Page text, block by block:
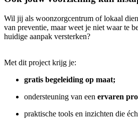
Wil jij als woonzorgcentrum of lokaal
van preventie, maar weet je niet waar te
huidige aanpak versterken?
Met dit project krijg je:
gratis begeleiding op maat;
ondersteuning van een ervaren
praktische tools en inzichten die